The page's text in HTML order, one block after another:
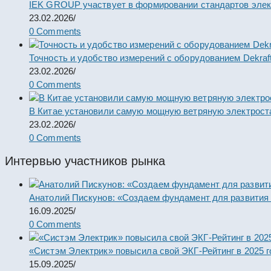
IEK GROUP участвует в формировании стандартов
23.02.2026/
0 Comments
Точность и удобство измерений с оборудованием
23.02.2026/
0 Comments
В Китае установили самую мощную ветряную
23.02.2026/
0 Comments
Интервью участников рынка
Анатолий Пискунов: «Создаем фундамент для развития
16.09.2025/
0 Comments
«Систэм Электрик» повысила свой ЭКГ-Рейтинг в 2025
15.09.2025/